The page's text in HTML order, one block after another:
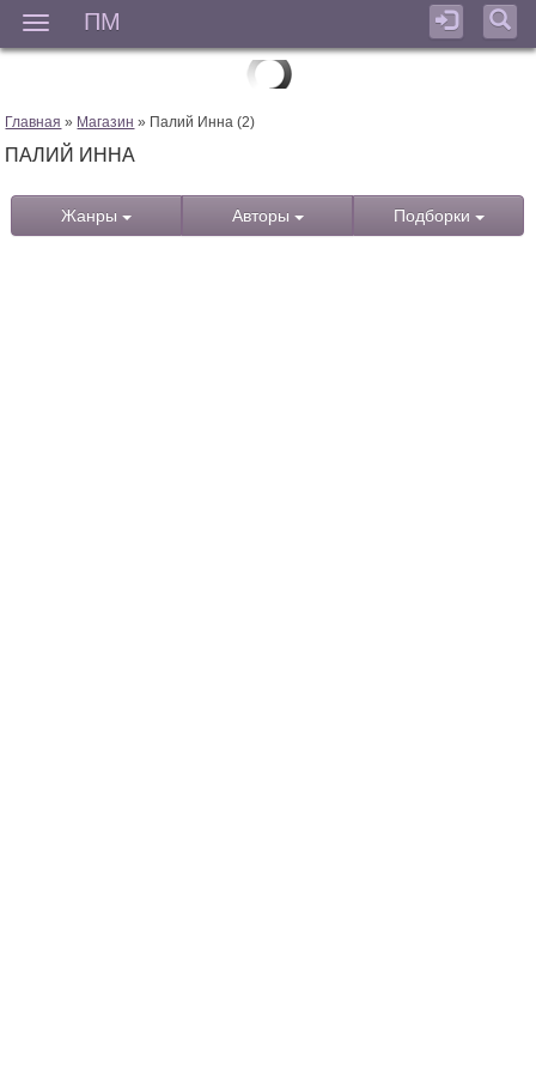
ПМ
Главная » Магазин » Палий Инна (2)
ПАЛИЙ ИННА
Жанры Авторы Подборки